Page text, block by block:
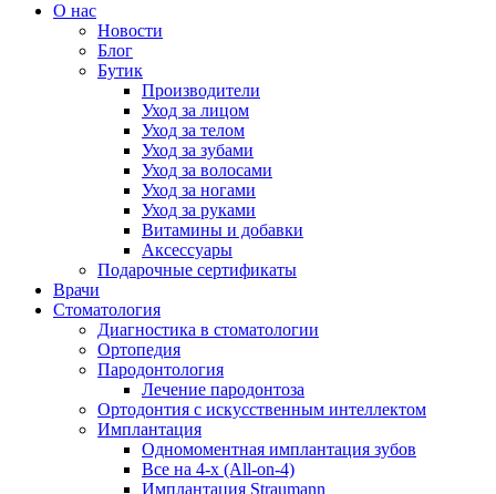
О нас
Новости
Блог
Бутик
Производители
Уход за лицом
Уход за телом
Уход за зубами
Уход за волосами
Уход за ногами
Уход за руками
Витамины и добавки
Аксессуары
Подарочные сертификаты
Врачи
Стоматология
Диагностика в стоматологии
Ортопедия
Пародонтология
Лечение пародонтоза
Ортодонтия с искусственным интеллектом
Имплантация
Одномоментная имплантация зубов
Все на 4-х (All-on-4)
Имплантация Straumann